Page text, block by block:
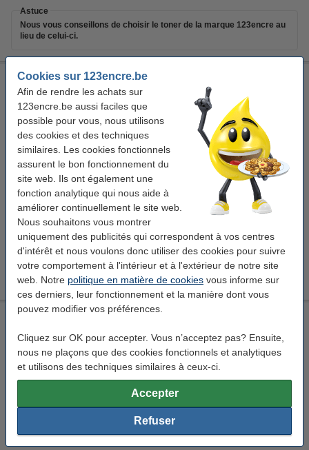
Cookies sur 123encre.be
Afin de rendre les achats sur
123encre.be aussi faciles que
possible pour vous, nous utilisons
des cookies et des techniques
similaires. Les cookies fonctionnels
assurent le bon fonctionnement du
site web. Ils ont également une
fonction analytique qui nous aide à
améliorer continuellement le site web.
Nous souhaitons vous montrer
uniquement des publicités qui correspondent à vos centres
d'intérêt et nous voulons donc utiliser des cookies pour suivre
votre comportement à l'intérieur et à l'extérieur de notre site
web. Notre politique en matière de cookies vous informe sur
ces derniers, leur fonctionnement et la manière dont vous
pouvez modifier vos préférences.
Cliquez sur OK pour accepter. Vous n’acceptez pas? Ensuite,
nous ne plaçons que des cookies fonctionnels et analytiques
et utilisons des techniques similaires à ceux-ci.
Accepter
Refuser
Astuce
Nous vous conseillons de choisir le toner de la marque 123encre au
lieu de celui-ci.
Canon 070H toner haute capacité (marque 123encre) - noir
± 11.000 pages
Voir les spécifications et la description
Économisez
sur vos frais d'impression
En stock
Livré demain
Astuce
Nous vous conseillons de choisir ce toner (de la marque 123encre)
au lieu de la version Canon.
Chiffon de nettoyage pour imprimante laser
chiffon de toner 43 x 32 cm (Lxl) jaune 999058
Voir les spécifications et la description
En stock
Livré demain